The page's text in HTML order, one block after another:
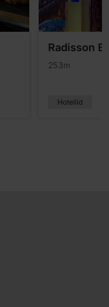
Radisson
253m
Hotellid